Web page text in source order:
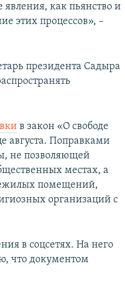
как пьянство и
этих процессов», –
президента Садыра
в закон «О свободе
августа. Поправками
не позволяющей
местах, а
помещений,
организаций с
в соцсетях. На него
что документом